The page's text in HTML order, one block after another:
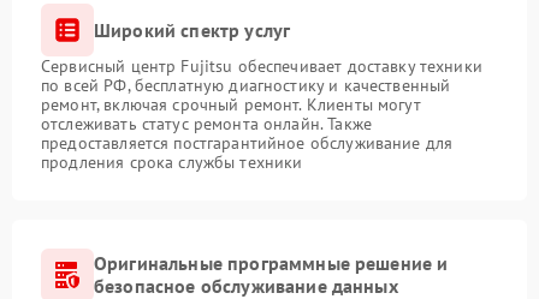
Широкий спектр услуг
Сервисный центр Fujitsu обеспечивает доставку техники
по всей РФ, бесплатную диагностику и качественный
ремонт, включая срочный ремонт. Клиенты могут
отслеживать статус ремонта онлайн. Также
предоставляется постгарантийное обслуживание для
продления срока службы техники
Оригинальные программные решение и
безопасное обслуживание данных